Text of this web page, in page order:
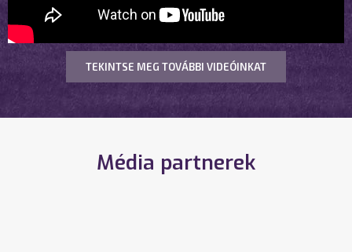
TEKINTSE MEG TOVÁBBI VIDEÓINKAT
Média partnerek